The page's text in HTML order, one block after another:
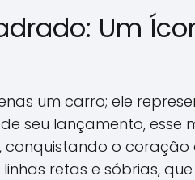
Um
um carro; ele
seu lançamento,
o coração
retas e sóbrias,